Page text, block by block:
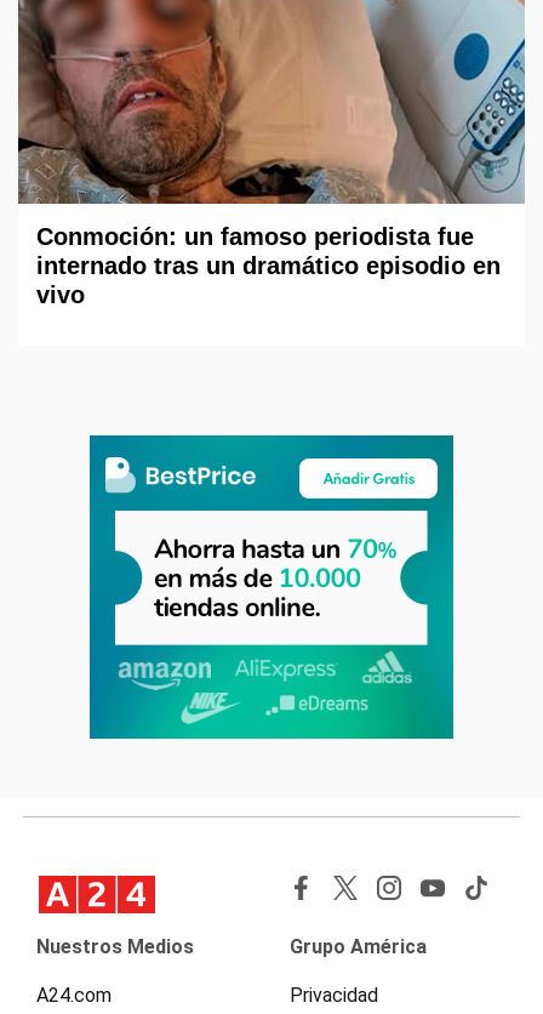
Conmoción: un famoso periodista fue
internado tras un dramático episodio en
vivo
Nuestros Medios
A24.com
Grupo América
Privacidad